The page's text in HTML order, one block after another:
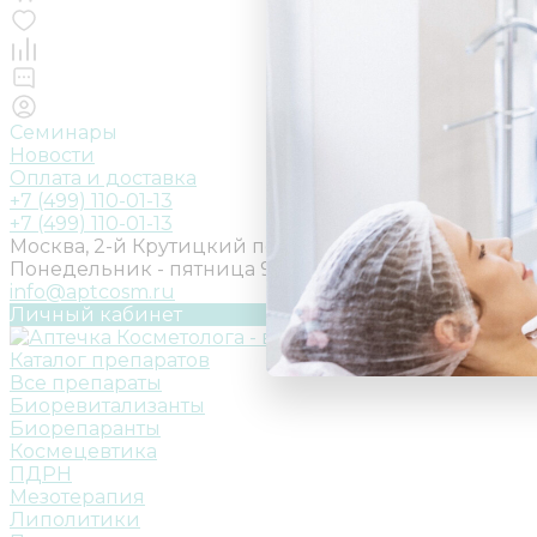
Семинары
Новости
Оплата и доставка
+7 (499) 110-01-13
+7 (499) 110-01-13
Москва, 2-й Крутицкий пер., д.18, стр. 1
Понедельник - пятница 9:00 - 18:00
info@aptcosm.ru
Личный кабинет
Каталог препаратов
Все препараты
Биоревитализанты
Биорепаранты
Космецевтика
ПДРН
Мезотерапия
Липолитики